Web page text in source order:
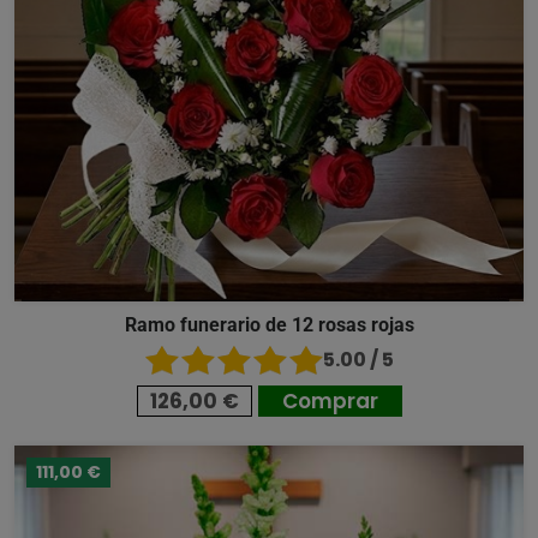
Ramo funerario de 12 rosas rojas
5.00 / 5
126,00 € Comprar
111,00 €